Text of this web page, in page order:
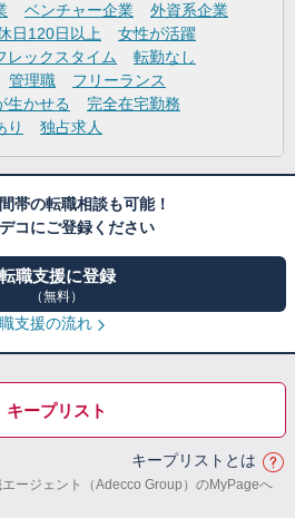
ベンチャー企業
外資系企業
日120日以上
女性が活躍
レックスタイム
転勤なし
管理職
フリーランス
生かせる
完全在宅勤務
り 独占求人
帯の転職相談も可能！
コにご登録ください
転職支援に登録
（無料）
支援の流れ
キープリスト
キープリストとは
ージェント（Adecco Group）のMyPageへ